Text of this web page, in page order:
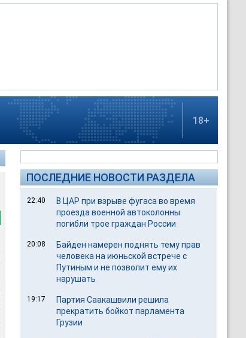
18+
ПОСЛЕДНИЕ НОВОСТИ РАЗДЕЛА
22:40
В ЦАР при взрыве фугаса во время
проезда военной автоколонны
погибли трое граждан России
20:08
Байден намерен поднять тему прав
человека на июньской встрече с
Путиным и не позволит ему их
нарушать
19:17
Партия Саакашвили решила
прекратить бойкот парламента
Грузии